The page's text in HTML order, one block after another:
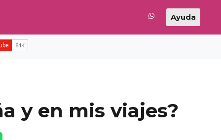
Ayuda
y en mis viajes?